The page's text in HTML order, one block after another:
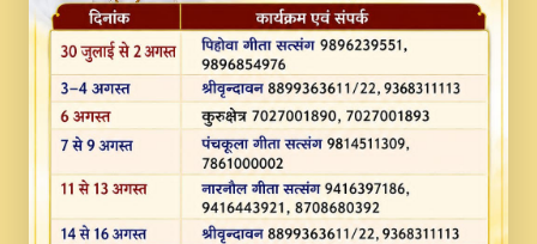
FULL VIDEO HD.mp3
Na To Roop Hai Bindu Ji Maharaj Pad - A
Divine Bhajan by Shri Indresh Ji
#BhaktiPath.mp3
Radha Rani Ki Kirpa Best Devotional
Song By Chitra Vichitra.mp3